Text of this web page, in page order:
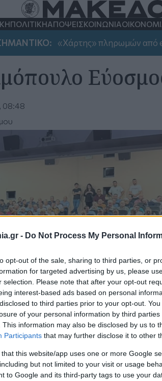
- Do Not Process My Personal
opt-out of the sale, sharing to third parties, or
for targeted advertising by us, please
selection. Please note that after your opt-out
interest-based ads based on personal
to third parties prior to your opt-out.
of your personal information by third parties
This information may also be disclosed by us to
Participants that may further disclose it to other
that this website/app uses one or more Google
but not limited to your visit or usage
to Google and its third-party tags to use your
ΠΟΛΙΤΙΚΗΑΠΟΨΕΙΣΚΟΙΝΩΝΙΑ
«Χάρτης» πληρωμών από e-
Λόγια του
08:48